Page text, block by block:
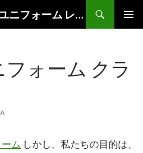
sakkaknight はサッカーユニフォーム レプリカ ショップ 2022
ォーム クラ
ム しかし、私たちの目的は、